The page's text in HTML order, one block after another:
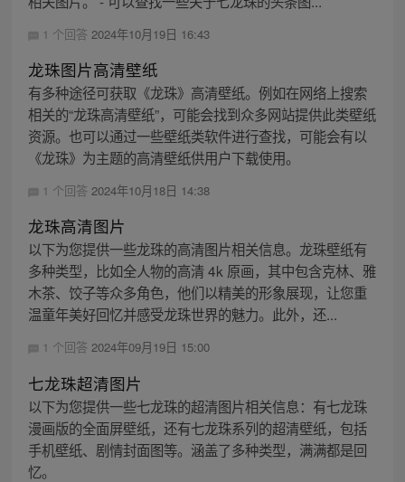
1 个回答 2024年10月19日 16:43
龙珠图片高清壁纸
有多种途径可获取《龙珠》高清壁纸。例如在网络上搜索
相关的“龙珠高清壁纸”，可能会找到众多网站提供此类壁纸
资源。也可以通过一些壁纸类软件进行查找，可能会有以
《龙珠》为主题的高清壁纸供用户下载使用。
1 个回答 2024年10月18日 14:38
龙珠高清图片
以下为您提供一些龙珠的高清图片相关信息。龙珠壁纸有
多种类型，比如全人物的高清 4k 原画，其中包含克林、雅
木茶、饺子等众多角色，他们以精美的形象展现，让您重
温童年美好回忆并感受龙珠世界的魅力。此外，还...
1 个回答 2024年09月19日 15:00
七龙珠超清图片
以下为您提供一些七龙珠的超清图片相关信息：有七龙珠
漫画版的全面屏壁纸，还有七龙珠系列的超清壁纸，包括
手机壁纸、剧情封面图等。涵盖了多种类型，满满都是回
忆。